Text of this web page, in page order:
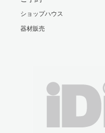
ショップハウス
器材販売